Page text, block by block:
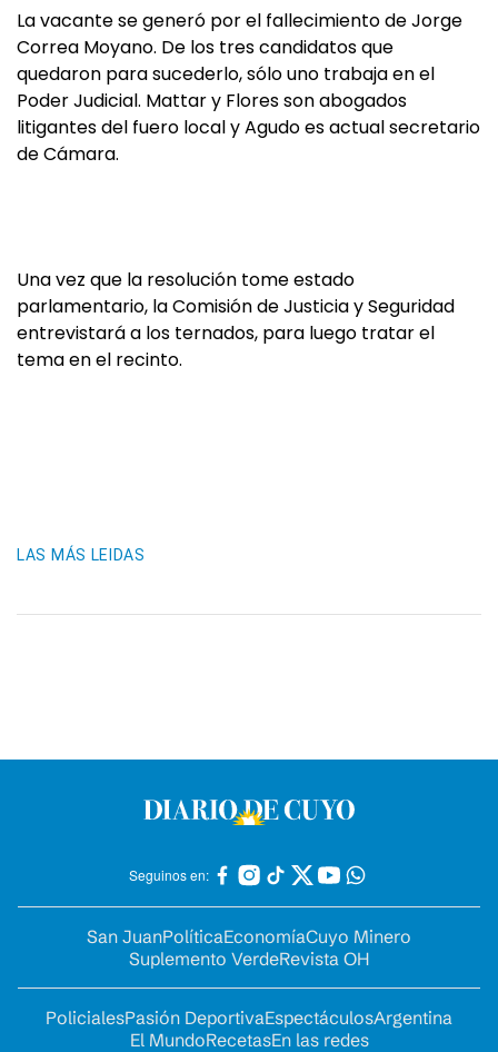
La vacante se generó por el fallecimiento de Jorge
Correa Moyano. De los tres candidatos que
quedaron para sucederlo, sólo uno trabaja en el
Poder Judicial. Mattar y Flores son abogados
litigantes del fuero local y Agudo es actual secretario
de Cámara.
Una vez que la resolución tome estado
parlamentario, la Comisión de Justicia y Seguridad
entrevistará a los ternados, para luego tratar el
tema en el recinto.
LAS MÁS LEIDAS
Seguinos en:
San JuanPolíticaEconomíaCuyo Minero
Suplemento VerdeRevista OH
PolicialesPasión DeportivaEspectáculosArgentina
El MundoRecetasEn las redes